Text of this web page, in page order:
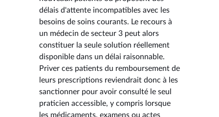
délais d'attente incompatibles avec les
besoins de soins courants. Le recours à
un médecin de secteur 3 peut alors
constituer la seule solution réellement
disponible dans un délai raisonnable.
Priver ces patients du remboursement de
leurs prescriptions reviendrait donc à les
sanctionner pour avoir consulté le seul
praticien accessible, y compris lorsque
les médicaments, examens ou actes